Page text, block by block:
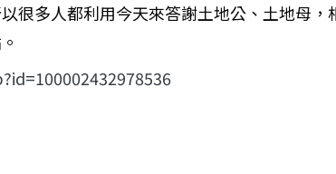
很多人都利用今天來答謝土地公、土地母